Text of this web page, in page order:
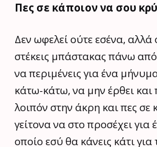
Πες σε κάποιον να σου
Δεν ωφελεί ούτε εσένα, αλλά
στέκεις μπάστακας πάνω
να περιμένεις για ένα
κάτω-κάτω, να μην έρθει και
λοιπόν στην άκρη και πες σε
γείτονα να στο προσέχει για
οποίο εσύ θα κάνεις κάτι